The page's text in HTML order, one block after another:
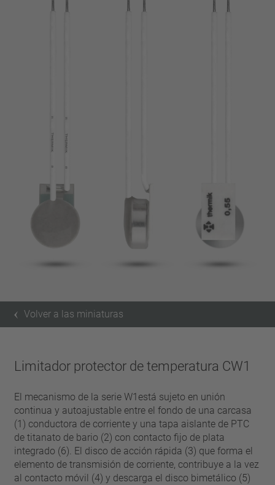
Volver a las miniaturas
Limitador protector de temperatura CW1
El mecanismo de la serie W1está sujeto en unión
continua y autoajustable entre el fondo de una carcasa
(1) conductora de corriente y una tapa aislante de PTC
de titanato de bario (2) con contacto fijo de plata
integrado (6). El disco de acción rápida (3) que forma el
elemento de transmisión de corriente, contribuye a la vez
al contacto móvil (4) y descarga el disco bimetálico (5)